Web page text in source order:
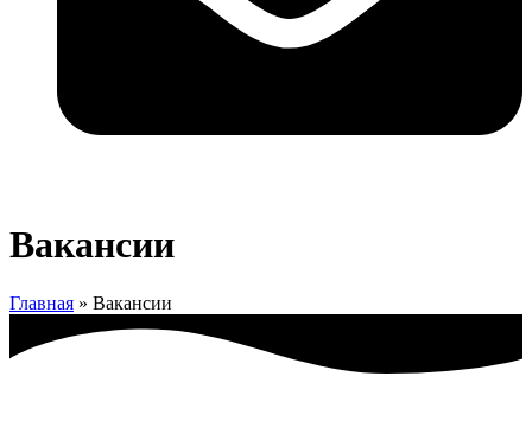
Вакансии
Главная » Вакансии